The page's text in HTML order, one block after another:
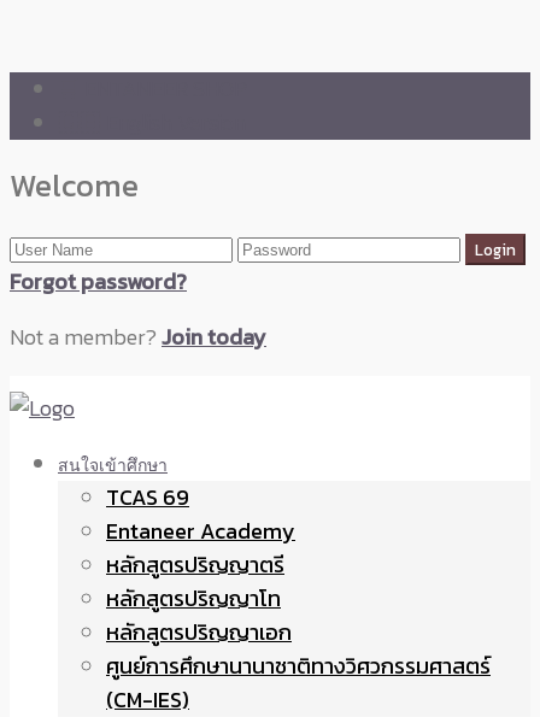
Welcome
Forgot password?
Not a member?Join today
สนใจเข้าศึกษา
TCAS 69
Entaneer Academy
หลักสูตรปริญญาตรี
หลักสูตรปริญญาโท
หลักสูตรปริญญาเอก
ศูนย์การศึกษานานาชาติทางวิศวกรรมศาสตร์
(CM-IES)